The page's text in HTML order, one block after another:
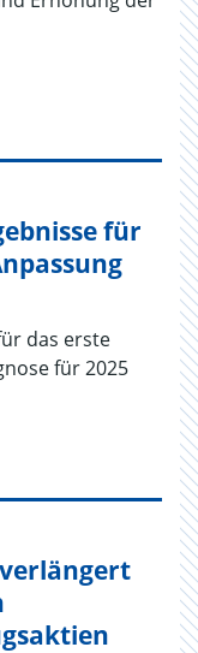
für
das erste
für 2025
verlängert